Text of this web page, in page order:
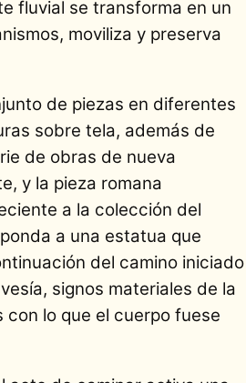
fluvial se transforma en un
moviliza y preserva
de piezas en diferentes
sobre tela, además de
de obras de nueva
y la pieza romana
a la colección del
a una estatua que
del camino iniciado
signos materiales de la
lo que el cuerpo fuese